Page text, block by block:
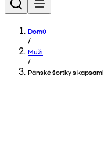
Domů
/
Muži
/
Pánské šortky s kapsami